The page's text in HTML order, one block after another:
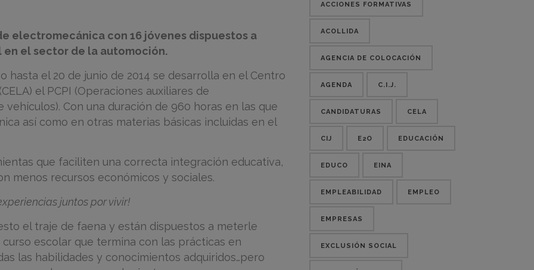
electromecánica con 16 jóvenes dispuestos a
el sector de la automoción.
hasta el 20 de junio de 2014 se desarrolla en el Centro
el PCPI (Operaciones auxiliares de
Con una duración de 960 horas en las que
así como en otras materias básicas incluidas en el
que faciliten una correcta integración educativa,
menos recursos económicos y sociales.
juntos por vivir!
el traje de faena y están dispuestos a meterle
escolar que termina con las prácticas en
las habilidades y conocimientos adquiridos…pero
ACCIONES FORMATIVAS
ACOLLIDA
AGENCIA DE COLOCACIÓN
AGENDA C.I.J.
CANDIDATURAS CELA
CIJ E2O EDUCACIÓN
EDUCO EINA
EMPLEABILIDAD EMPLEO
EMPRESAS
EXCLUSIÓN SOCIAL